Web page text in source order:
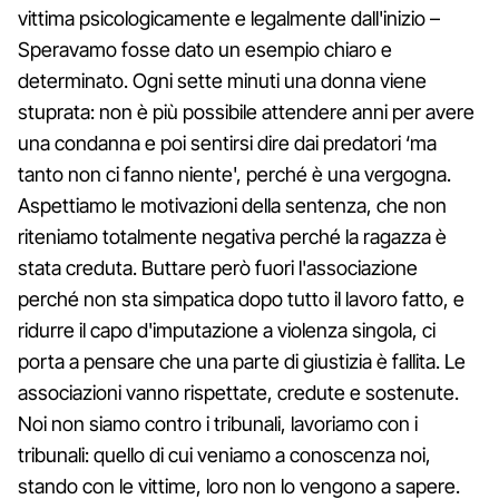
vittima psicologicamente e legalmente dall'inizio –
Speravamo fosse dato un esempio chiaro e
determinato. Ogni sette minuti una donna viene
stuprata: non è più possibile attendere anni per avere
una condanna e poi sentirsi dire dai predatori ‘ma
tanto non ci fanno niente', perché è una vergogna.
Aspettiamo le motivazioni della sentenza, che non
riteniamo totalmente negativa perché la ragazza è
stata creduta. Buttare però fuori l'associazione
perché non sta simpatica dopo tutto il lavoro fatto, e
ridurre il capo d'imputazione a violenza singola, ci
porta a pensare che una parte di giustizia è fallita. Le
associazioni vanno rispettate, credute e sostenute.
Noi non siamo contro i tribunali, lavoriamo con i
tribunali: quello di cui veniamo a conoscenza noi,
stando con le vittime, loro non lo vengono a sapere.